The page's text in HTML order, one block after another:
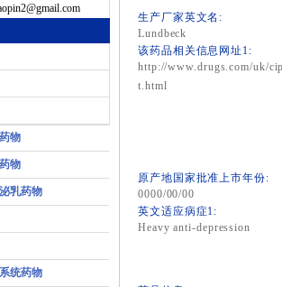
物
物
乳药物
统药物
生产厂家英文名:
Lundbeck
该药品相关信息网址1:
http://www.drugs.com/uk/
t.html
原产地国家批准上市年份:
0000/00/00
英文适应病症1:
Heavy anti-depression